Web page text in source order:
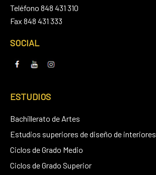
Teléfono 848 431 310
Fax 848 431 333
SOCIAL
ESTUDIOS
Bachillerato de Artes
Estudios superiores de diseño de interiores
Ciclos de Grado Medio
Ciclos de Grado Superior